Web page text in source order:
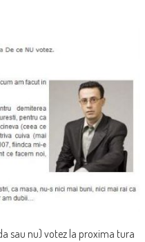
sau nu) votez la proxima tura